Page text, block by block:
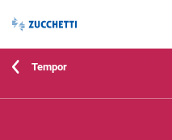
Tempor